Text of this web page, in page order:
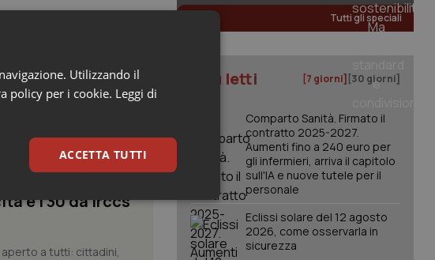
e i 30 da Irccs
a tutti: cittadini,
Tutti gli speciali
I più letti [7 giorni] [30 giorni]
Comparto Sanità. Firmato il
contratto 2025-2027.
Aumenti fino a 240 euro per
gli infermieri, arriva il capitolo
sull'IA e nuove tutele per il
personale
Eclissi solare del 12 agosto
2026, come osservarla in
sicurezza
Utilizzando il
policy per i cookie. Leggi di
ACCETTA TUTTI
Marketing